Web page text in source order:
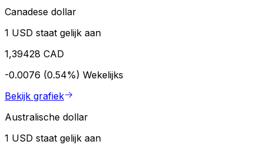
Canadese dollar
1 USD staat gelijk aan
1,39428 CAD
-0.0076 (0.54%) Wekelijks
Bekijk grafiek
Australische dollar
1 USD staat gelijk aan